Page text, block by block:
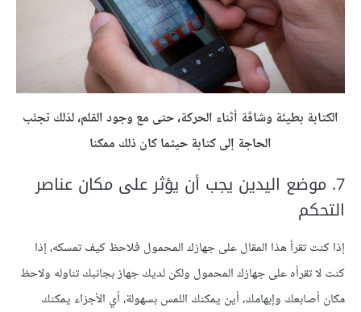
الكتابة بطيئة وشاقّة أثناء الحركة، حتى مع وجود القلم، لذلك تجنّب
الحاجة إلى كتابة حيثما كان ذلك ممكنا
7. موضع اليدين يجب أن يؤثر على مكان عناصر
التحكم
إذا كنت تقرأ هذا المقال على جهازك المحمول فلاحظ كيف تمسكه، إذا
كنت لا تقرأه على جهازك المحمول ولكن لديك جهاز بجانبك تناوله ولاحظ
مكان أصابعك وإبهامك، أين يمكنك اللمس بسهولة، أي الأجزاء يمكنك